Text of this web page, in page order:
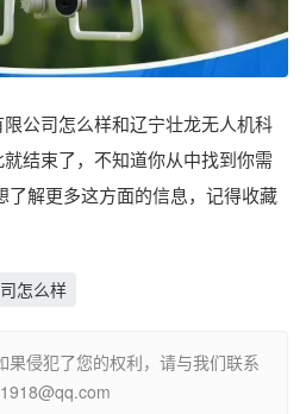
公司怎么样和辽宁壮龙无人机科
结束了，不知道你从中找到你需
了解更多这方面的信息，记得收藏
怎么样
果侵犯了您的权利，请与我们联系